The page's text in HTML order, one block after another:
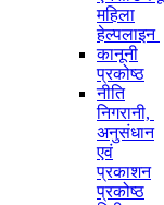
महिला
हेल्पलाइन
कानूनी
प्रकोष्ठ
नीति
निगरानी, ​​
अनुसंधान
एवं
प्रकाशन
प्रकोष्ठ